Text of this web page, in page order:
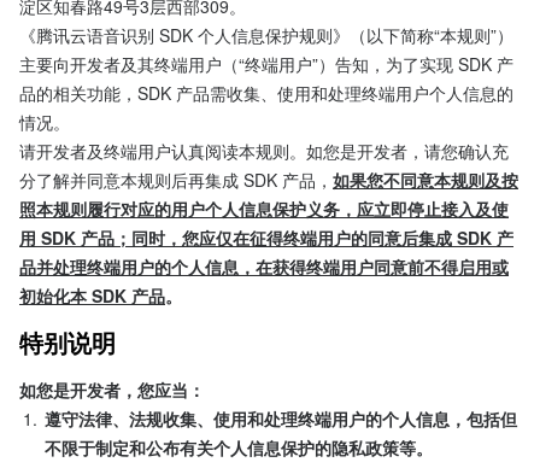
淀区知春路49号3层西部309。
《腾讯云语音识别 SDK 个人信息保护规则》（以下简称“本规则”）
主要向开发者及其终端用户（“终端用户”）告知，为了实现 SDK 产
品的相关功能，SDK 产品需收集、使用和处理终端用户个人信息的
情况。
请开发者及终端用户认真阅读本规则。如您是开发者，请您确认充
分了解并同意本规则后再集成 SDK 产品， 如果您不同意本规则及按
照本规则履行对应的用户个人信息保护义务，应立即停止接入及使
用 SDK 产品；同时，您应仅在征得终端用户的同意后集成 SDK 产
品并处理终端用户的个人信息，在获得终端用户同意前不得启用或
初始化本 SDK 产品。
特别说明
如您是开发者，您应当：
1. 遵守法律、法规收集、使用和处理终端用户的个人信息，包括但
不限于制定和公布有关个人信息保护的隐私政策等。